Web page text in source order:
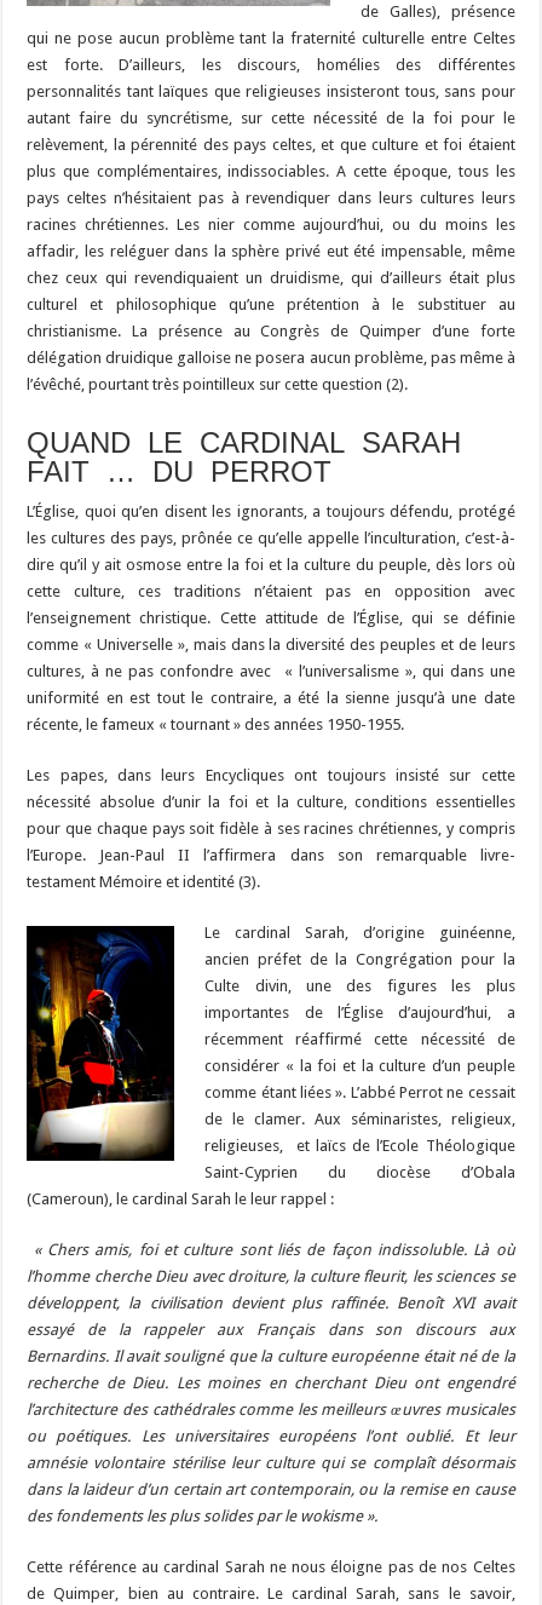
de Galles), présence
qui ne pose aucun problème tant la fraternité culturelle entre Celtes
est forte. D’ailleurs, les discours, homélies des différentes
personnalités tant laïques que religieuses insisteront tous, sans pour
autant faire du syncrétisme, sur cette nécessité de la foi pour le
relèvement, la pérennité des pays celtes, et que culture et foi étaient
plus que complémentaires, indissociables. A cette époque, tous les
pays celtes n’hésitaient pas à revendiquer dans leurs cultures leurs
racines chrétiennes. Les nier comme aujourd’hui, ou du moins les
affadir, les reléguer dans la sphère privé eut été impensable, même
chez ceux qui revendiquaient un druidisme, qui d’ailleurs était plus
culturel et philosophique qu’une prétention à le substituer au
christianisme. La présence au Congrès de Quimper d’une forte
délégation druidique galloise ne posera aucun problème, pas même à
l’évêché, pourtant très pointilleux sur cette question (2).
QUAND LE CARDINAL SARAH
FAIT … DU PERROT
L’Église, quoi qu’en disent les ignorants, a toujours défendu, protégé
les cultures des pays, prônée ce qu’elle appelle l’inculturation, c’est-à-
dire qu’il y ait osmose entre la foi et la culture du peuple, dès lors où
cette culture, ces traditions n’étaient pas en opposition avec
l’enseignement christique. Cette attitude de l’Église, qui se définie
comme « Universelle », mais dans la diversité des peuples et de leurs
cultures, à ne pas confondre avec « l’universalisme », qui dans une
uniformité en est tout le contraire, a été la sienne jusqu’à une date
récente, le fameux « tournant » des années 1950-1955.
Les papes, dans leurs Encycliques ont toujours insisté sur cette
nécessité absolue d’unir la foi et la culture, conditions essentielles
pour que chaque pays soit fidèle à ses racines chrétiennes, y compris
l’Europe. Jean-Paul II l’affirmera dans son remarquable livre-
testament Mémoire et identité (3).
Le cardinal Sarah, d’origine guinéenne,
ancien préfet de la Congrégation pour la
Culte divin, une des figures les plus
importantes de l’Église d’aujourd’hui, a
récemment réaffirmé cette nécessité de
considérer « la foi et la culture d’un peuple
comme étant liées ». L’abbé Perrot ne cessait
de le clamer. Aux séminaristes, religieux,
religieuses, et laïcs de l’Ecole Théologique
Saint-Cyprien du diocèse d’Obala
(Cameroun), le cardinal Sarah le leur rappel :
« Chers amis, foi et culture sont liés de façon indissoluble. Là où
l’homme cherche Dieu avec droiture, la culture fleurit, les sciences se
développent, la civilisation devient plus raffinée. Benoît XVI avait
essayé de la rappeler aux Français dans son discours aux
Bernardins. Il avait souligné que la culture européenne était né de la
recherche de Dieu. Les moines en cherchant Dieu ont engendré
l’architecture des cathédrales comme les meilleurs œuvres musicales
ou poétiques. Les universitaires européens l’ont oublié. Et leur
amnésie volontaire stérilise leur culture qui se complaît désormais
dans la laideur d’un certain art contemporain, ou la remise en cause
des fondements les plus solides par le wokisme ».
Cette référence au cardinal Sarah ne nous éloigne pas de nos Celtes
de Quimper, bien au contraire. Le cardinal Sarah, sans le savoir,